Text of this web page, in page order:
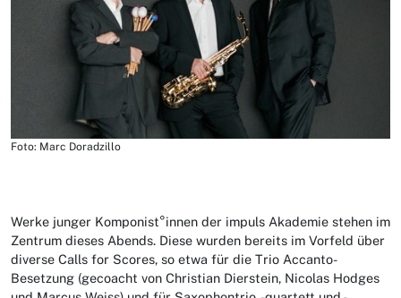
Foto: Marc Doradzillo
Werke junger Komponist°innen der impuls Akademie stehen im
Zentrum dieses Abends. Diese wurden bereits im Vorfeld über
diverse Calls for Scores, so etwa für die Trio Accanto-
Besetzung (gecoacht von Christian Dierstein, Nicolas Hodges